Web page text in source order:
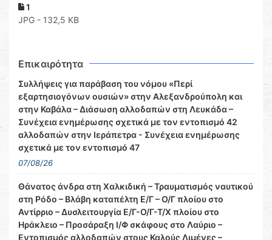
1
JPG - 132,5 KB
Επικαιρότητα
Συλλήψεις για παράβαση του νόμου «Περί
εξαρτησιογόνων ουσιών» στην Αλεξανδρούπολη και
στην Καβάλα – Διάσωση αλλοδαπών στη Λευκάδα –
Συνέχεια ενημέρωσης σχετικά με τον εντοπισμό 42
αλλοδαπών στην Ιεράπετρα - Συνέχεια ενημέρωσης
σχετικά με τον εντοπισμό 47
07/08/26
Θάνατος άνδρα στη Χαλκιδική – Τραυματισμός ναυτικού
στη Ρόδο – Βλάβη καταπέλτη Ε/Γ – Ο/Γ πλοίου στο
Αντίρριο – Δυσλειτουργία Ε/Γ-Ο/Γ-Τ/Χ πλοίου στο
Ηράκλειο – Προσάραξη Ι/Φ σκάφους στο Λαύριο –
Εντοπισμός αλλοδαπών στους Καλούς Λιμένες –